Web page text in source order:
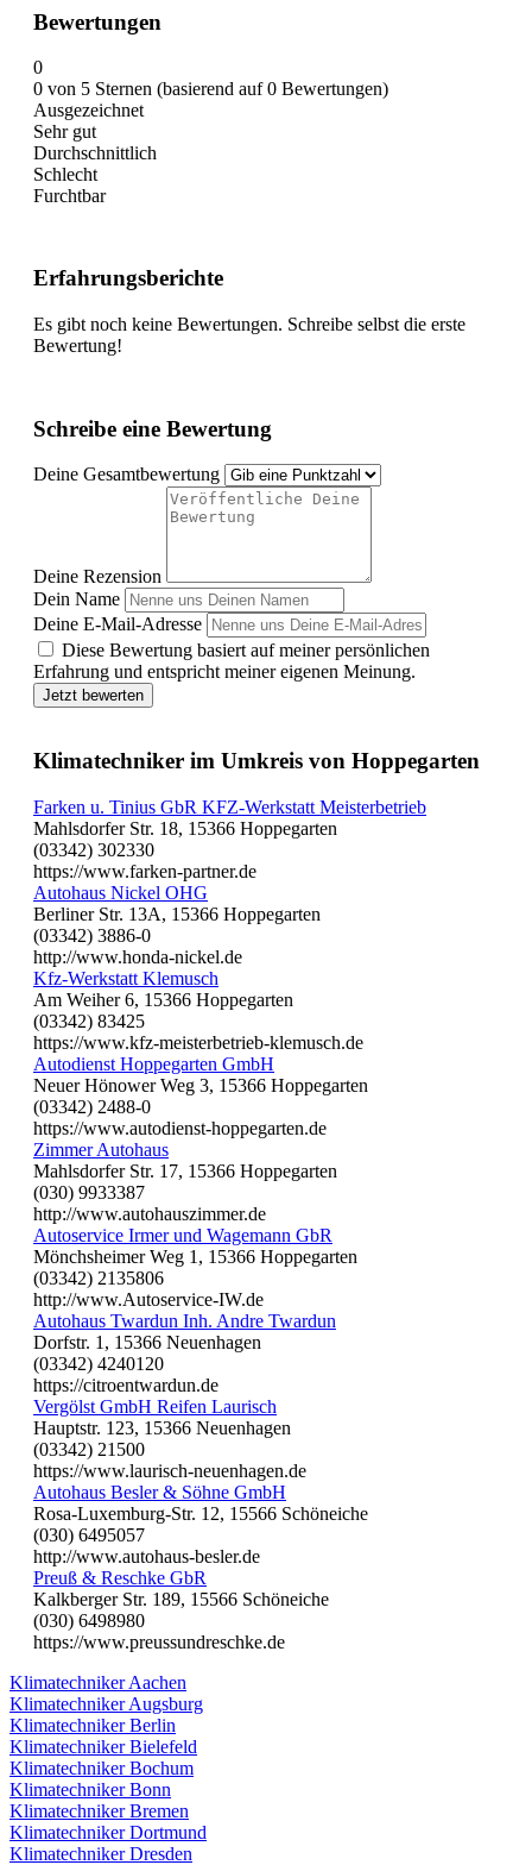
Bewertungen
0
0 von 5 Sternen (basierend auf 0 Bewertungen)
Ausgezeichnet
Sehr gut
Durchschnittlich
Schlecht
Furchtbar
Erfahrungsberichte
Es gibt noch keine Bewertungen. Schreibe selbst die erste
Bewertung!
Schreibe eine Bewertung
Deine Gesamtbewertung
Deine Rezension
Dein Name
Deine E-Mail-Adresse
Diese Bewertung basiert auf meiner persönlichen
Erfahrung und entspricht meiner eigenen Meinung.
Jetzt bewerten
Klimatechniker im Umkreis von Hoppegarten
Farken u. Tinius GbR KFZ-Werkstatt Meisterbetrieb
Mahlsdorfer Str. 18, 15366 Hoppegarten
(03342) 302330
https://www.farken-partner.de
Autohaus Nickel OHG
Berliner Str. 13A, 15366 Hoppegarten
(03342) 3886-0
http://www.honda-nickel.de
Kfz-Werkstatt Klemusch
Am Weiher 6, 15366 Hoppegarten
(03342) 83425
https://www.kfz-meisterbetrieb-klemusch.de
Autodienst Hoppegarten GmbH
Neuer Hönower Weg 3, 15366 Hoppegarten
(03342) 2488-0
https://www.autodienst-hoppegarten.de
Zimmer Autohaus
Mahlsdorfer Str. 17, 15366 Hoppegarten
(030) 9933387
http://www.autohauszimmer.de
Autoservice Irmer und Wagemann GbR
Mönchsheimer Weg 1, 15366 Hoppegarten
(03342) 2135806
http://www.Autoservice-IW.de
Autohaus Twardun Inh. Andre Twardun
Dorfstr. 1, 15366 Neuenhagen
(03342) 4240120
https://citroentwardun.de
Vergölst GmbH Reifen Laurisch
Hauptstr. 123, 15366 Neuenhagen
(03342) 21500
https://www.laurisch-neuenhagen.de
Autohaus Besler & Söhne GmbH
Rosa-Luxemburg-Str. 12, 15566 Schöneiche
(030) 6495057
http://www.autohaus-besler.de
Preuß & Reschke GbR
Kalkberger Str. 189, 15566 Schöneiche
(030) 6498980
https://www.preussundreschke.de
Klimatechniker Aachen
Klimatechniker Augsburg
Klimatechniker Berlin
Klimatechniker Bielefeld
Klimatechniker Bochum
Klimatechniker Bonn
Klimatechniker Bremen
Klimatechniker Dortmund
Klimatechniker Dresden